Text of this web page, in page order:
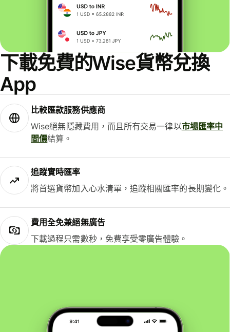
下載免費的Wise貨幣兌換
App
比較匯款服務供應商
Wise絕無隱藏費用，而且所有交易一律以市場匯率中
間價結算。
追蹤實時匯率
將首選貨幣加入心水清單，追蹤相關匯率的長期變化。
費用全免兼絕無廣告
下載過程只需數秒，免費享受零廣告體驗。